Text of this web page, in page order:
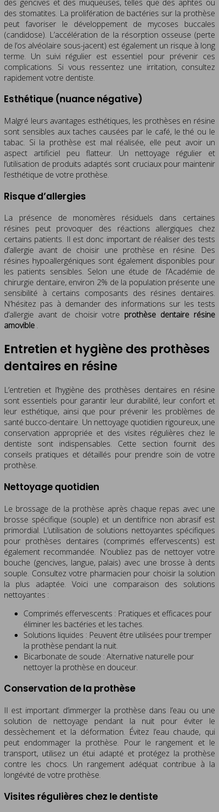
des gencives et des muqueuses, telles que des aphtes ou
des stomatites. La prolifération de bactéries sur la prothèse
peut favoriser le développement de mycoses buccales
(candidose). L’accélération de la résorption osseuse (perte
de l’os alvéolaire sous-jacent) est également un risque à long
terme. Un suivi régulier est essentiel pour prévenir ces
complications. Si vous ressentez une irritation, consultez
rapidement votre dentiste.
Esthétique (nuance négative)
Malgré leurs avantages esthétiques, les prothèses en résine
sont sensibles aux taches causées par le café, le thé ou le
tabac. Si la prothèse est mal réalisée, elle peut avoir un
aspect artificiel peu flatteur. Un nettoyage régulier et
l’utilisation de produits adaptés sont cruciaux pour maintenir
l’esthétique de votre prothèse.
Risque d’allergies
La présence de monomères résiduels dans certaines
résines peut provoquer des réactions allergiques chez
certains patients. Il est donc important de réaliser des tests
d’allergie avant de choisir une prothèse en résine. Des
résines hypoallergéniques sont également disponibles pour
les patients sensibles. Selon une étude de l’Académie de
chirurgie dentaire, environ 2% de la population présente une
sensibilité à certains composants des résines dentaires.
N’hésitez pas à demander des informations sur les tests
d’allergie avant de choisir votre prothèse dentaire résine
amovible .
Entretien et hygiène des prothèses
dentaires en résine
L’entretien et l’hygiène des prothèses dentaires en résine
sont essentiels pour garantir leur durabilité, leur confort et
leur esthétique, ainsi que pour prévenir les problèmes de
santé bucco-dentaire. Un nettoyage quotidien rigoureux, une
conservation appropriée et des visites régulières chez le
dentiste sont indispensables. Cette section fournit des
conseils pratiques et détaillés pour prendre soin de votre
prothèse.
Nettoyage quotidien
Le brossage de la prothèse après chaque repas avec une
brosse spécifique (souple) et un dentifrice non abrasif est
primordial. L’utilisation de solutions nettoyantes spécifiques
pour prothèses dentaires (comprimés effervescents) est
également recommandée. N’oubliez pas de nettoyer votre
bouche (gencives, langue, palais) avec une brosse à dents
souple. Consultez votre pharmacien pour choisir la solution
la plus adaptée. Voici une comparaison des solutions
nettoyantes :
Comprimés effervescents : Pratiques et efficaces pour
éliminer les bactéries et les taches.
Solutions liquides : Peuvent être utilisées pour tremper
la prothèse pendant la nuit.
Bicarbonate de soude : Alternative naturelle pour
nettoyer la prothèse en douceur.
Conservation de la prothèse
Il est important d’immerger la prothèse dans l’eau ou une
solution de nettoyage pendant la nuit pour éviter le
dessèchement et la déformation. Évitez l’eau chaude, qui
peut endommager la prothèse. Pour le rangement et le
transport, utilisez un étui adapté et protégez la prothèse
contre les chocs. Un rangement adéquat contribue à la
longévité de votre prothèse.
Visites régulières chez le dentiste